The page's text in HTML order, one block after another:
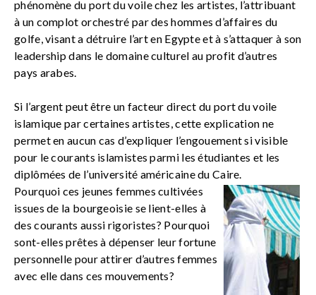
phénomène du port du voile chez les artistes, l’attribuant
à un complot orchestré par des hommes d’affaires du
golfe, visant a détruire l’art en Egypte et à s’attaquer à son
leadership dans le domaine culturel au profit d’autres
pays arabes.
Si l’argent peut être un facteur direct du port du voile
islamique par certaines artistes, cette explication ne
permet en aucun cas d’expliquer l’engouement si visible
pour le courants islamistes parmi les étudiantes et les
diplômées de l’université américaine du Caire.
Pourquoi ces jeunes femmes cultivées
issues de la bourgeoisie se lient-elles à
des courants aussi rigoristes? Pourquoi
sont-elles prêtes à dépenser leur fortune
personnelle pour attirer d’autres femmes
avec elle dans ces mouvements?